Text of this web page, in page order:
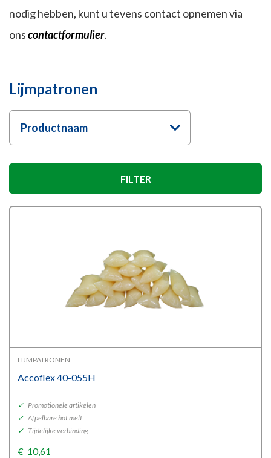
nodig hebben, kunt u tevens contact opnemen via
onscontactformulier.
Lijmpatronen
Productnaam
FILTER
LIJMPATRONEN
Accoflex 40-055H
✓ Promotionele artikelen
✓ Afpelbare hot melt
✓ Tijdelijke verbinding
€ 10,61